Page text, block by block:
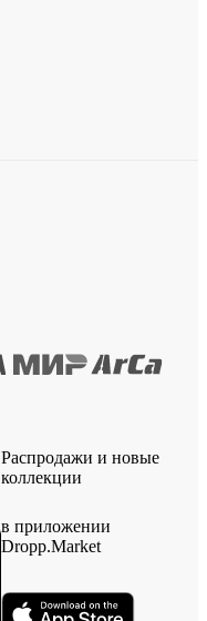
Распродажи и новые
коллекции
в приложении
Dropp.Market